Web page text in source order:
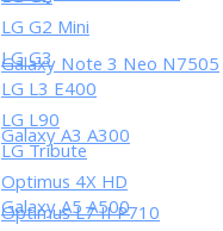
Galaxy Note 3 Neo N7505
Galaxy A3 A300
Galaxy A5 A500
LG G2 Mini
LG G3
LG L3 E400
LG L90
LG Tribute
Optimus 4X HD
Optimus L7 II P710